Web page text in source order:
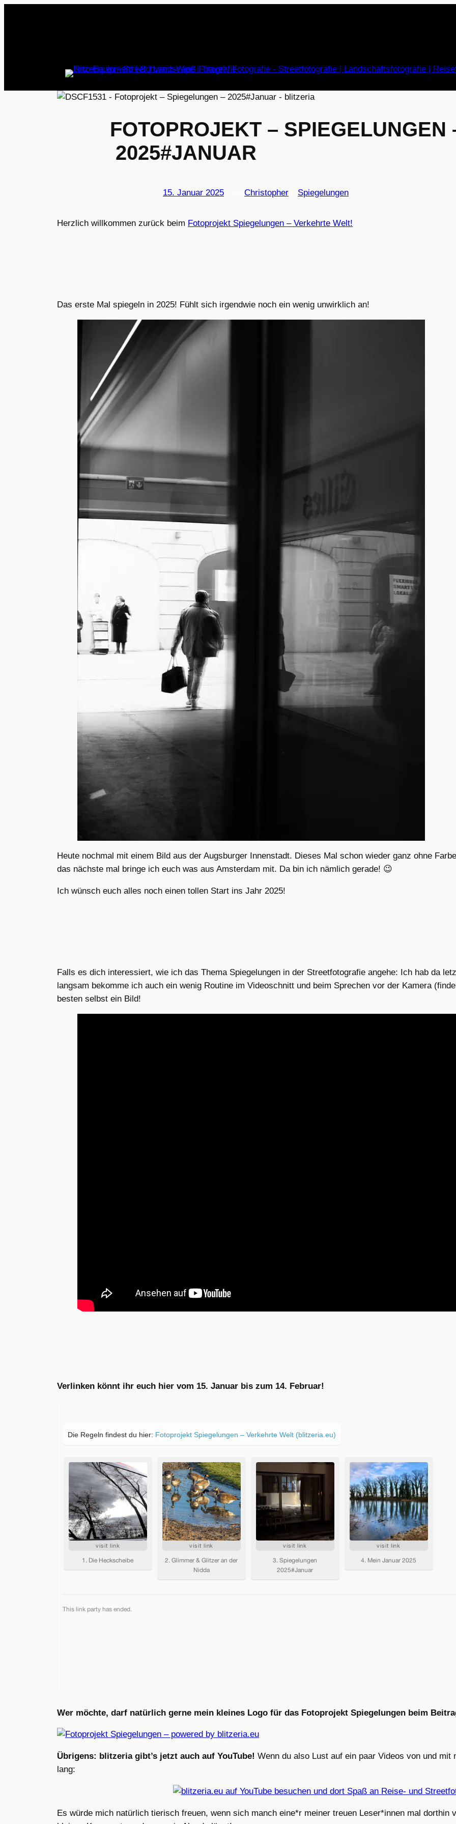
FOTOPROJEKT – SPIEGELUNGEN
2025#JANUAR
15. Januar 2025 Christopher Spiegelungen
Herzlich willkommen zurück beim Fotoprojekt Spiegelungen – Verkehrte Welt!
Das erste Mal spiegeln in 2025! Fühlt sich irgendwie noch ein wenig unwirklich an!
Heute nochmal mit einem Bild aus der Augsburger Innenstadt. Dieses Mal schon wieder ganz ohne
das nächste mal bringe ich euch was aus Amsterdam mit. Da bin ich nämlich gerade! 😉
Ich wünsch euch alles noch einen tollen Start ins Jahr 2025!
Falls es dich interessiert, wie ich das Thema Spiegelungen in der Streetfotografie angehe: Ich hab da
langsam bekomme ich auch ein wenig Routine im Videoschnitt und beim Sprechen vor der Kamera
besten selbst ein Bild!
Verlinken könnt ihr euch hier vom 15. Januar bis zum 14. Februar!
Wer möchte, darf natürlich gerne mein kleines Logo für das Fotoprojekt Spiegelungen beim
Übrigens: blitzeria gibt’s jetzt auch auf YouTube! Wenn du also Lust auf ein paar Videos von und
lang:
Es würde mich natürlich tierisch freuen, wenn sich manch eine*r meiner treuen Leser*innen mal dorthin